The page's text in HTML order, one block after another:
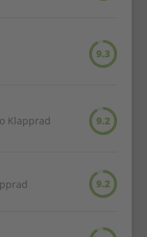
9.3
Klapprad 9.2
9.2